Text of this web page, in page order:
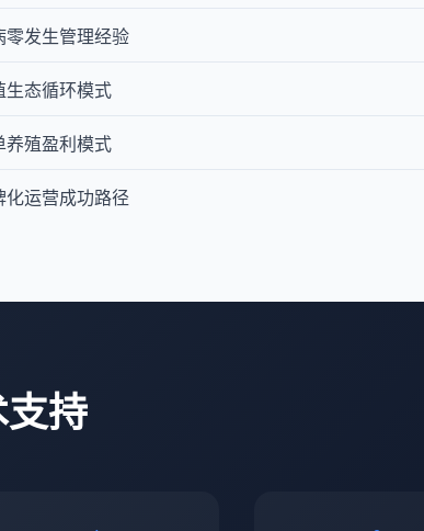
零发生管理经验
生态循环模式
养殖盈利模式
化运营成功路径
持